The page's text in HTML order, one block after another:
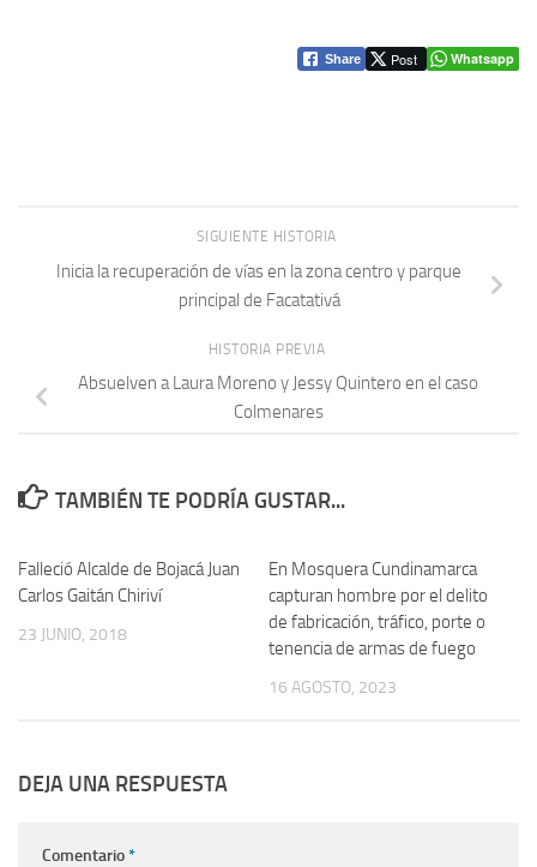
Share Post Whatsapp
SIGUIENTE HISTORIA
Inicia la recuperación de vías en la zona centro y parque
principal de Facatativá
HISTORIA PREVIA
Absuelven a Laura Moreno y Jessy Quintero en el caso
Colmenares
TAMBIÉN TE PODRÍA GUSTAR...
Falleció Alcalde de Bojacá Juan
Carlos Gaitán Chiriví
23 JUNIO, 2018
En Mosquera Cundinamarca
capturan hombre por el delito
de fabricación, tráfico, porte o
tenencia de armas de fuego
16 AGOSTO, 2023
DEJA UNA RESPUESTA
Comentario*